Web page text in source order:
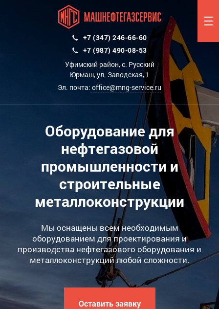
+7 (347) 246-66-60
+7 (987) 490-08-53
Уфимский район, с. Русский
Юрмаш, ул. Заводская, 1
Эл. почта: office@mng-service.ru
Оборудование для
нефтегазовой
промышленности и
строительные
металлоконструкции
Мы оснащены всем необходимым
оборудованием для проектирования и
производства нефтегазового оборудования и
металлоконструкций любой сложности.
Оставить заявку